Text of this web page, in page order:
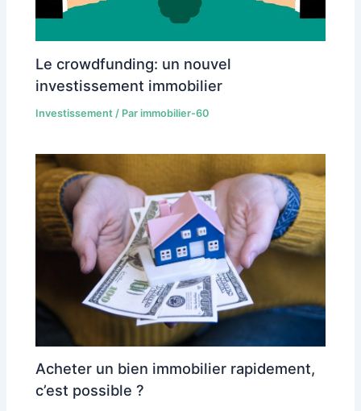
Le crowdfunding: un nouvel
investissement immobilier
Investissement / Parimmobilier-60
Acheter un bien immobilier rapidement,
c’est possible ?